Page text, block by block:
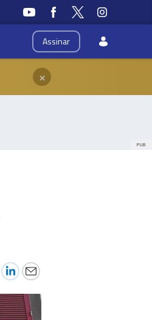
Assinar
×
PUB